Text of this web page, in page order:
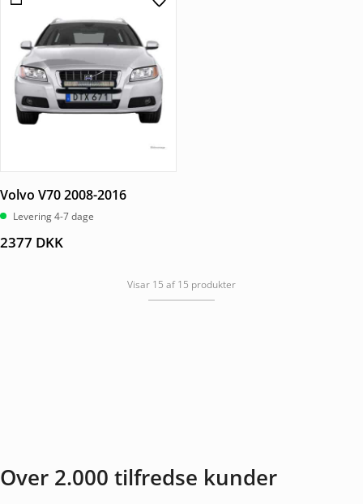
Volvo V70 2008-2016
Levering 4-7 dage
2377 DKK
Visar 15 af 15 produkter
Over 2.000 tilfredse kunder